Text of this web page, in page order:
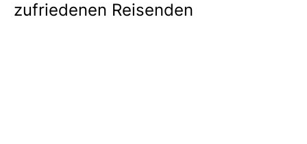
zufriedenen Reisenden